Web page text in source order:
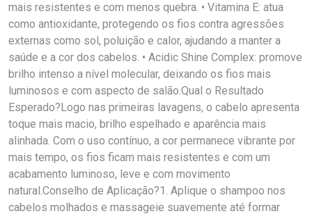
mais resistentes e com menos quebra. • Vitamina E: atua
como antioxidante, protegendo os fios contra agressões
externas como sol, poluição e calor, ajudando a manter a
saúde e a cor dos cabelos. • Acidic Shine Complex: promove
brilho intenso a nível molecular, deixando os fios mais
luminosos e com aspecto de salão.Qual o Resultado
Esperado?Logo nas primeiras lavagens, o cabelo apresenta
toque mais macio, brilho espelhado e aparência mais
alinhada. Com o uso contínuo, a cor permanece vibrante por
mais tempo, os fios ficam mais resistentes e com um
acabamento luminoso, leve e com movimento
natural.Conselho de Aplicação?1. Aplique o shampoo nos
cabelos molhados e massageie suavemente até formar